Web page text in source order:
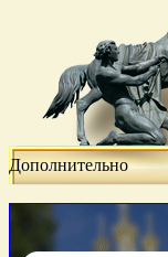
Дополнительно